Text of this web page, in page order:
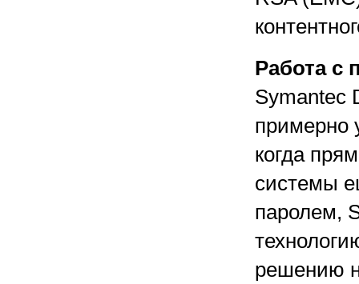
Работа с
Symantec
примерно
когда
системы
паролем,
решению